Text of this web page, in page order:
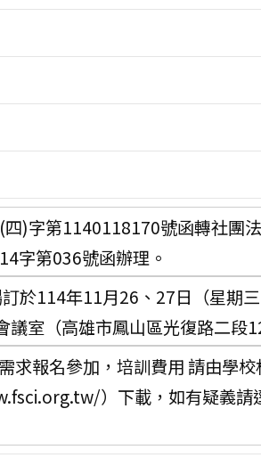
)字第1140118170號函轉社團
字第036號函辦理。
於114年11月26、27日（星期
室（高雄市鳳山區光復路二段
求報名參加，培訓費用 請由學
）下載，如有疑義請